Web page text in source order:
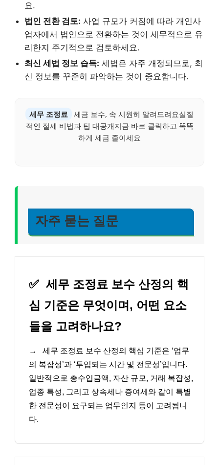
요.
법인 전환 검토: 사업 규모가 커짐에 따라 개인사
업자에서 법인으로 전환하는 것이 세무적으로 유
리한지 주기적으로 검토하세요.
최신 세법 정보 습득: 세법은 자주 개정되므로, 최
신 정보를 꾸준히 파악하는 것이 중요합니다.
세무 조정료 세금 보수, 속 시원히 알려드려요실질
적인 절세 비법과 팁 대공개지금 바로 클릭하고 똑똑
하게 세금 줄이세요
자주 묻는 질문
✅ 세무 조정료 보수 산정의 핵
심 기준은 무엇이며, 어떤 요소
들을 고려하나요?
→
세무 조정료 보수 산정의 핵심 기준은 ‘업무
의 복잡성’과 ‘투입되는 시간 및 전문성’입니다.
일반적으로 총수입금액, 자산 규모, 거래 복잡성,
업종 특성, 그리고 상속세나 증여세와 같이 특별
한 전문성이 요구되는 업무인지 등이 고려됩니
다.